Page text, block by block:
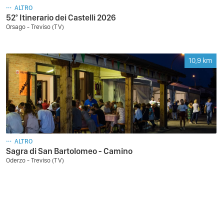
ALTRO
52° Itinerario dei Castelli 2026
Orsago - Treviso (TV)
10,9 km
ALTRO
Sagra di San Bartolomeo - Camino
Oderzo - Treviso (TV)